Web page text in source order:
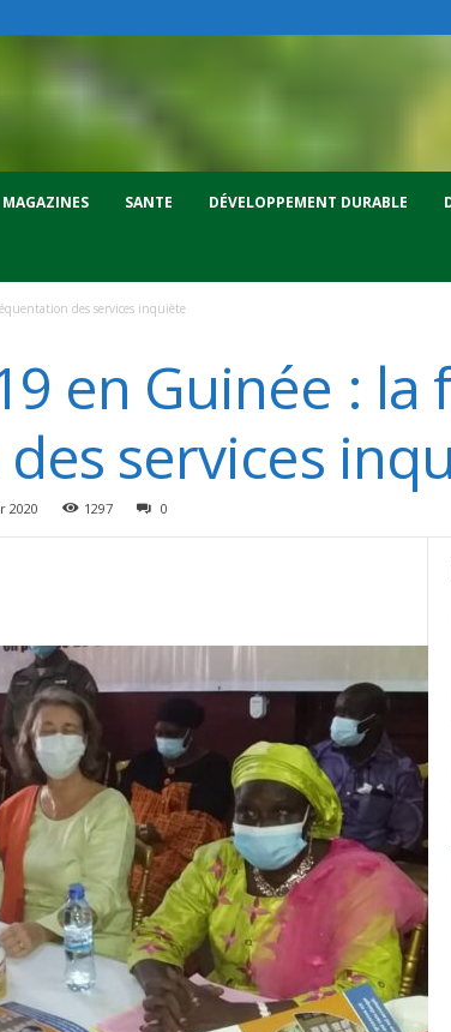
MAGAZINES SANTE DÉVELOPPEMENT DURABLE
des services inquiète
en Guinée : la
services
2020 1297 0